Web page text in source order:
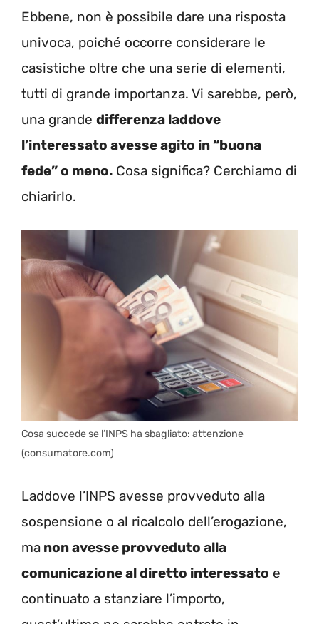
Ebbene, non è possibile dare una risposta
univoca, poiché occorre considerare le
casistiche oltre che una serie di elementi,
tutti di grande importanza. Vi sarebbe, però,
una grande differenza laddove
l’interessato avesse agito in “buona
fede” o meno. Cosa significa? Cerchiamo di
chiarirlo.
Cosa succede se l’INPS ha sbagliato: attenzione
(consumatore.com)
Laddove l’INPS avesse provveduto alla
sospensione o al ricalcolo dell’erogazione,
ma non avesse provveduto alla
comunicazione al diretto interessato e
continuato a stanziare l’importo,